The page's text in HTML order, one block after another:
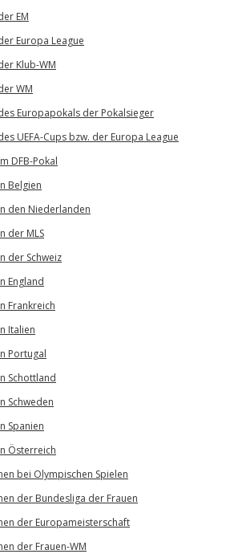
EM
Europa League
Klub-WM
WM
Europapokals der Pokalsieger
UEFA-Cups bzw. der Europa League
DFB-Pokal
Belgien
den Niederlanden
der MLS
der Schweiz
England
Frankreich
Italien
Portugal
Schottland
Schweden
Spanien
Österreich
bei Olympischen Spielen
der Bundesliga der Frauen
der Europameisterschaft
der Frauen-WM